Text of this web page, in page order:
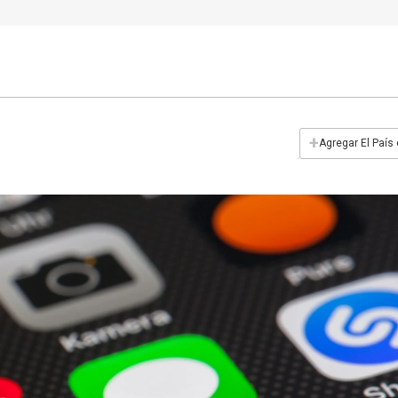
+Agregar El País